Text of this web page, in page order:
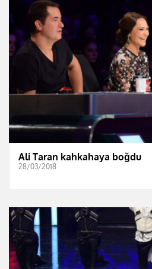
Ali Taran kahkahaya boğdu
28/03/2018